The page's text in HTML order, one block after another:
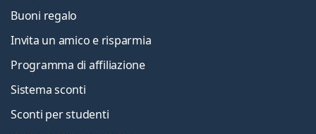
Buoni regalo
Invita un amico e risparmia
Programma di affiliazione
Sistema sconti
Sconti per studenti